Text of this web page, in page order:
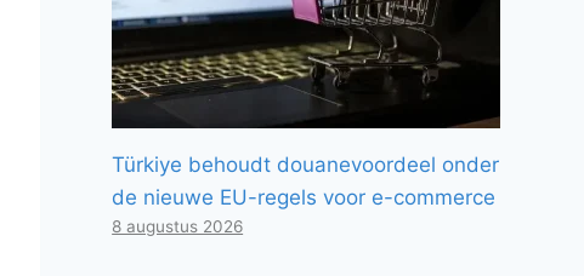
Türkiye behoudt douanevoordeel onder
de nieuwe EU-regels voor e-commerce
8 augustus 2026